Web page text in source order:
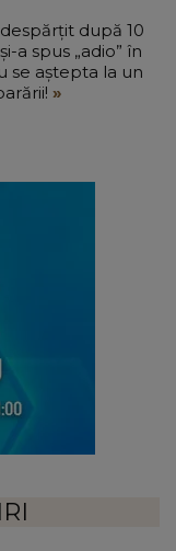
a spus „adio” în
se aștepta la un